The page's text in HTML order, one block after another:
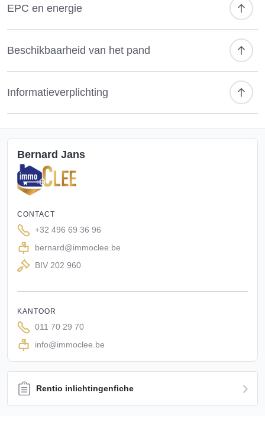
Troeven:
2 bureelruimtes
Wachtzaal aanwezig
Parkeergelegenheid voor de deur
Interesse? Neem gerust contact op voor meer informatie of
een bezichtiging.
EPC en energie
Beschikbaarheid van het pand
Informatieverplichting
Bernard Jans
CONTACT
+32 496 69 36 96
bernard@immoclee.be
BIV 202 960
KANTOOR
011 70 29 70
info@immoclee.be
Rentio inlichtingenfiche